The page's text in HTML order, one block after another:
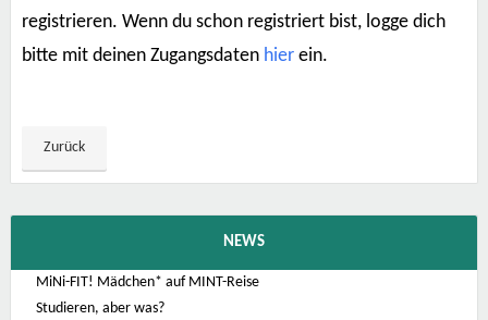
registrieren. Wenn du schon registriert bist, logge dich
bitte mit deinen Zugangsdaten hier ein.
Zurück
NEWS
MiNi-FIT! Mädchen* auf MINT-Reise
Studieren, aber was?